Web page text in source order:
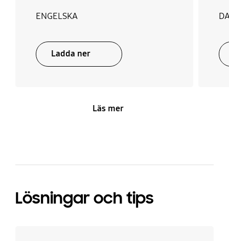
ENGELSKA
Ladda ner
Läs mer
Lösningar och tips